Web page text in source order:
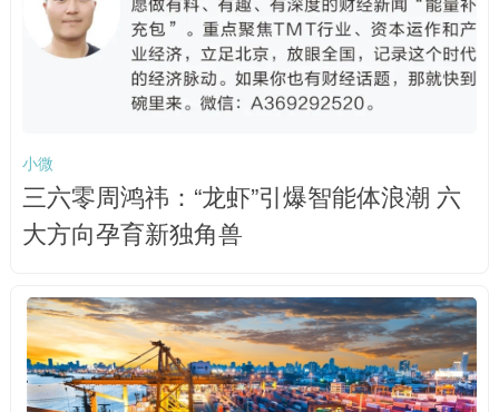
小微
三六零周鸿祎：“龙虾”引爆智能体浪潮 六
大方向孕育新独角兽